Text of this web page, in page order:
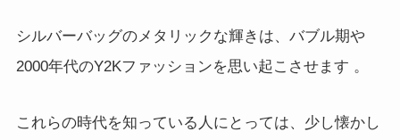
シルバーバッグのメタリックな輝きは、バブル期や
2000年代のY2Kファッションを思い起こさせます 。
これらの時代を知っている人にとっては、少し懐かし